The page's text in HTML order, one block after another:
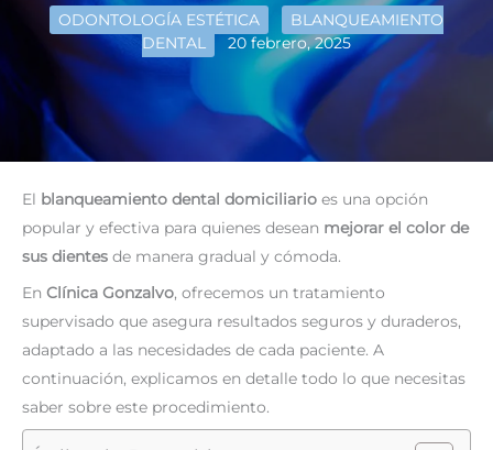
ODONTOLOGÍA ESTÉTICA
BLANQUEAMIENTO
DENTAL
20 febrero, 2025
El blanqueamiento dental domiciliario es una opción
popular y efectiva para quienes desean mejorar el color de
sus dientes de manera gradual y cómoda.
En Clínica Gonzalvo, ofrecemos un tratamiento
supervisado que asegura resultados seguros y duraderos,
adaptado a las necesidades de cada paciente. A
continuación, explicamos en detalle todo lo que necesitas
saber sobre este procedimiento.